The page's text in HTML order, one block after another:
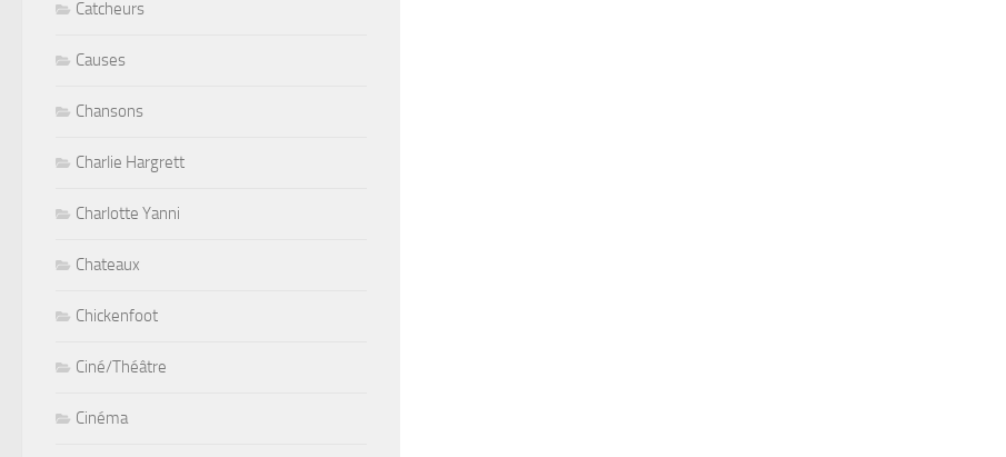
Catcheurs
Causes
Chansons
Charlie Hargrett
Charlotte Yanni
Chateaux
Chickenfoot
Ciné/Théâtre
Cinéma